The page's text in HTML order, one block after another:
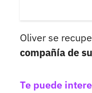
Oliver se
compañía de
Te puede